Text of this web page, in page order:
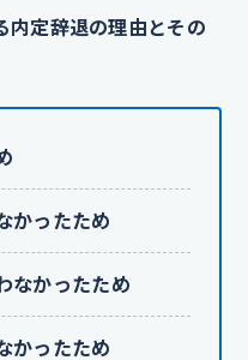
内定辞退の理由とその
かったため
なかったため
かったため